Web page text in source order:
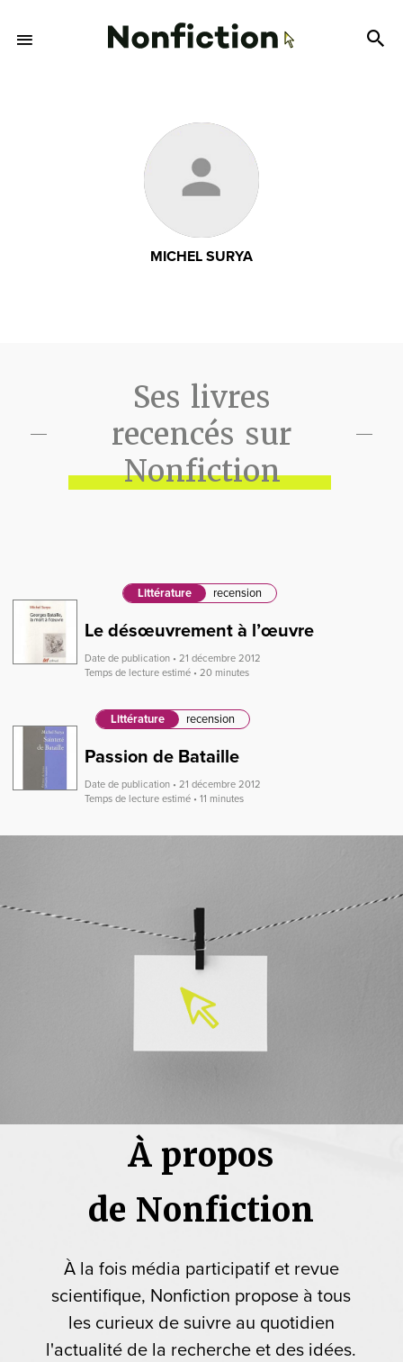
MICHEL SURYA
Ses livres
recencés sur
Nonfiction
Littérature recension
Le désœuvrement à l’œuvre
Date de publication • 21 décembre 2012
Temps de lecture estimé • 20 minutes
Littérature recension
Passion de Bataille
Date de publication • 21 décembre 2012
Temps de lecture estimé • 11 minutes
À propos
de Nonfiction
À la fois média participatif et revue
scientifique, Nonfiction propose à tous
les curieux de suivre au quotidien
l'actualité de la recherche et des idées.